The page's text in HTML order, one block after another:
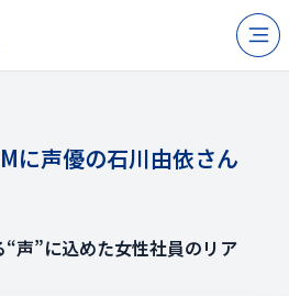
に声優の石川由依さん
声”に込めた女性社員のリア